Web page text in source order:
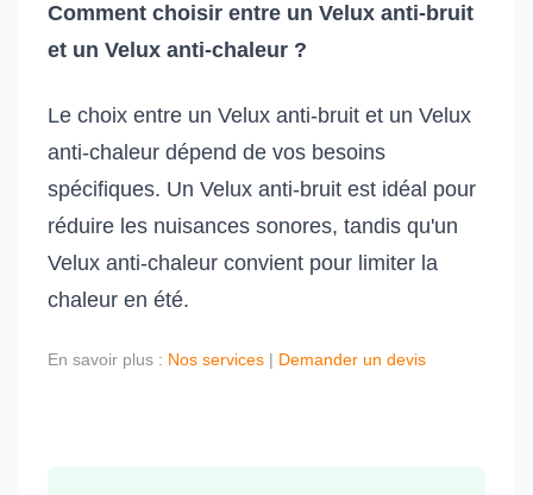
Comment choisir entre un Velux anti-bruit
et un Velux anti-chaleur ?
Le choix entre un Velux anti-bruit et un Velux
anti-chaleur dépend de vos besoins
spécifiques. Un Velux anti-bruit est idéal pour
réduire les nuisances sonores, tandis qu'un
Velux anti-chaleur convient pour limiter la
chaleur en été.
En savoir plus : Nos services | Demander un devis